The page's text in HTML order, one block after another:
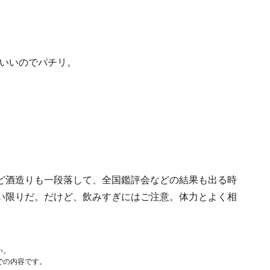
いのでパチリ。
造りも一段落して、全国鑑評会などの結果も出る時
りだ。だけど、飲みすぎにはご注意。体力とよく相
内容です。